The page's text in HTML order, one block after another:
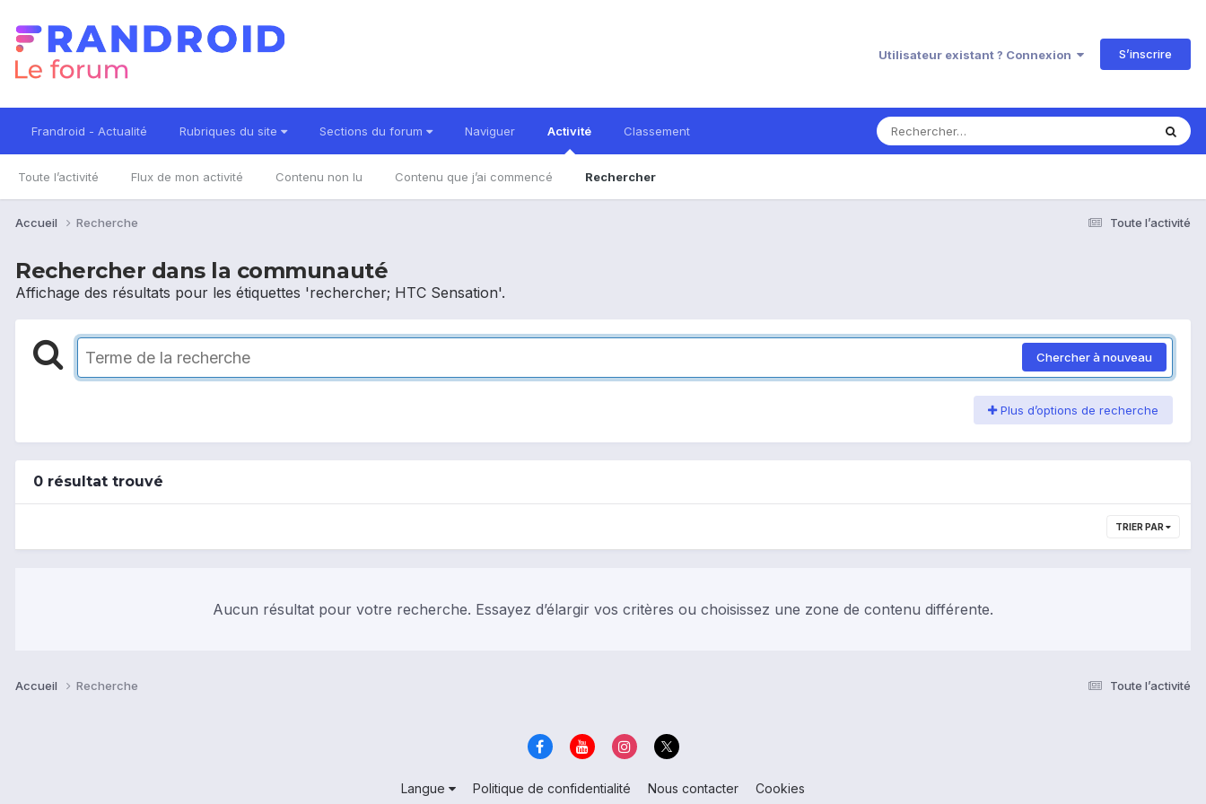
Utilisateur existant ? Connexion S’inscrire
Frandroid - Actualité Rubriques du site Sections du forum Naviguer Activité
Toute l’activité Flux de mon activité Contenu non lu Contenu que j’ai commencé Rechercher
Classement
Toute l’activité
Accueil Recherche
Rechercher dans la communauté
Affichage des résultats pour les étiquettes 'rechercher; HTC Sensation'.
Chercher à nouveau
Plus d’options de recherche
0 résultat trouvé
TRIER PAR
Aucun résultat pour votre recherche. Essayez d’élargir vos critères ou choisissez une zone de contenu différente.
Toute l’activité
Accueil Recherche
Langue Politique de confidentialité Nous contacter Cookies